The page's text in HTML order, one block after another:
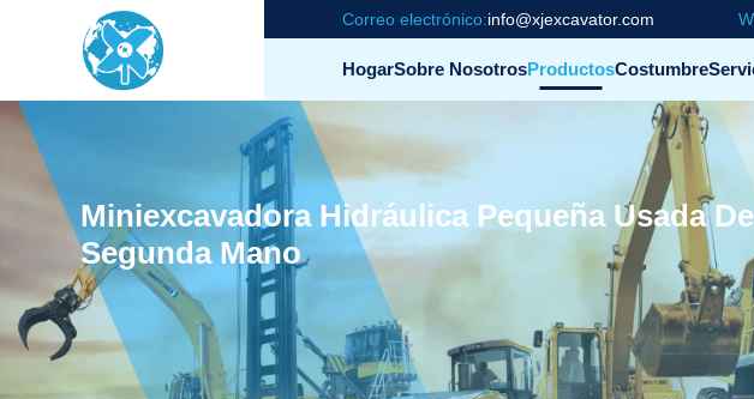
Correo electrónico:info@xjexcavator.com
HogarSobre NosotrosProductosCostumbre
Miniexcavadora Hidráulica Pequeña Usada
Segunda Mano